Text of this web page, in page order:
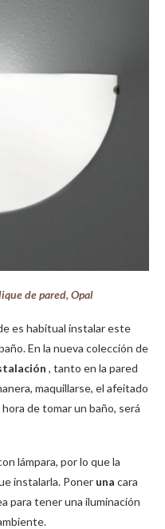
de pared, Opal
es habitual instalar este
En la nueva colección de
, tanto en la pared
maquillarse, el afeitado
de tomar un baño, será
lámpara, por lo que la
instalarla. Poner una cara
para tener una iluminación